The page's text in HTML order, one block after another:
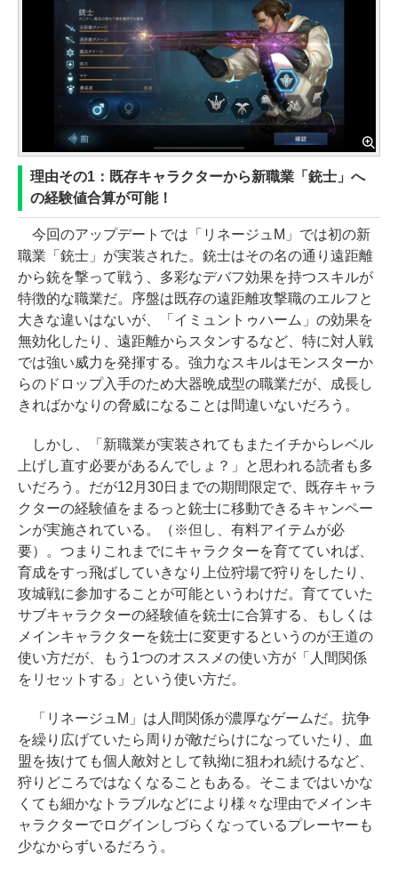
理由その1：既存キャラクターから新職業「銃士」へ
の経験値合算が可能！
今回のアップデートでは「リネージュM」では初の新
職業「銃士」が実装された。銃士はその名の通り遠距離
から銃を撃って戦う、多彩なデバフ効果を持つスキルが
特徴的な職業だ。序盤は既存の遠距離攻撃職のエルフと
大きな違いはないが、「イミュントゥハーム」の効果を
無効化したり、遠距離からスタンするなど、特に対人戦
では強い威力を発揮する。強力なスキルはモンスターか
らのドロップ入手のため大器晩成型の職業だが、成長し
きればかなりの脅威になることは間違いないだろう。
しかし、「新職業が実装されてもまたイチからレベル
上げし直す必要があるんでしょ？」と思われる読者も多
いだろう。だが12月30日までの期間限定で、既存キャラ
クターの経験値をまるっと銃士に移動できるキャンペー
ンが実施されている。（※但し、有料アイテムが必
要）。つまりこれまでにキャラクターを育てていれば、
育成をすっ飛ばしていきなり上位狩場で狩りをしたり、
攻城戦に参加することが可能というわけだ。育てていた
サブキャラクターの経験値を銃士に合算する、もしくは
メインキャラクターを銃士に変更するというのが王道の
使い方だが、もう1つのオススメの使い方が「人間関係
をリセットする」という使い方だ。
「リネージュM」は人間関係が濃厚なゲームだ。抗争
を繰り広げていたら周りが敵だらけになっていたり、血
盟を抜けても個人敵対として執拗に狙われ続けるなど、
狩りどころではなくなることもある。そこまではいかな
くても細かなトラブルなどにより様々な理由でメインキ
ャラクターでログインしづらくなっているプレーヤーも
少なからずいるだろう。